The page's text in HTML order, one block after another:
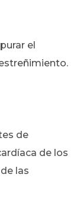
el
de
de los
las